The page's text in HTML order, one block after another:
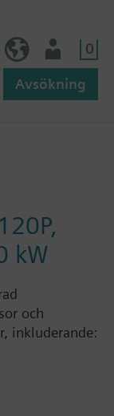
0
Avsökning
kW
och
inkluderande: